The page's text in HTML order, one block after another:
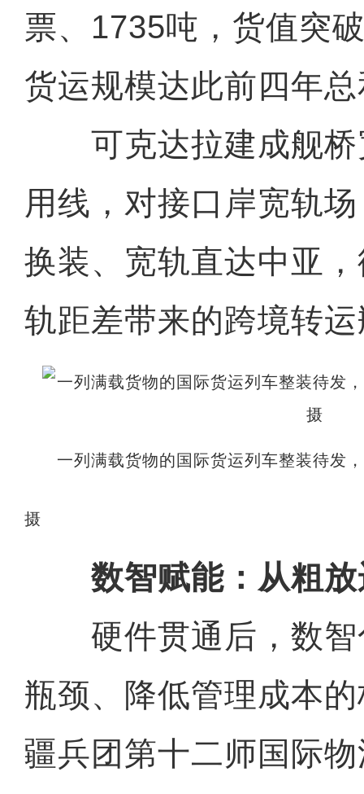
票、1735吨，货值突
货运规模达此前四年
可克达拉建成舰桥
用线，对接口岸宽轨
换装、宽轨直达中亚
轨距差带来的跨境转
一列满载货物的国际货运列车整装待发
摄
数智赋能：从粗
硬件贯通后，数智
瓶颈、降低管理成本
疆兵团第十二师国际